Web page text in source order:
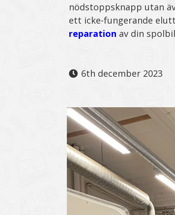
nödstoppsknapp utan
ett icke-fungerande
reparation av din
6th december 2023